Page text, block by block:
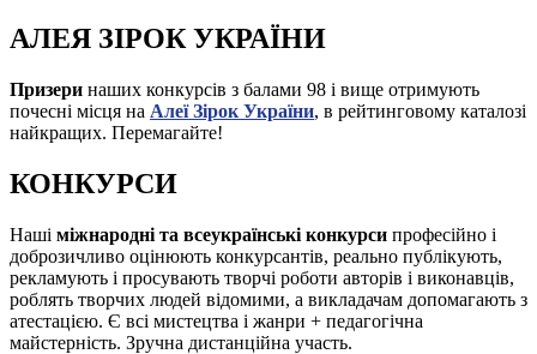
АЛЕЯ ЗІРОК УКРАЇНИ
Призери наших конкурсів з балами 98 і вище отримують
почесні місця на Алеї Зірок України, в рейтинговому каталозі
найкращих. Перемагайте!
КОНКУРСИ
Наші міжнародні та всеукраїнські конкурси професійно і
доброзичливо оцінюють конкурсантів, реально публікують,
рекламують і просувають творчі роботи авторів і виконавців,
роблять творчих людей відомими, а викладачам допомагають з
атестацією. Є всі мистецтва і жанри + педагогічна
майстерність. Зручна дистанційна участь.